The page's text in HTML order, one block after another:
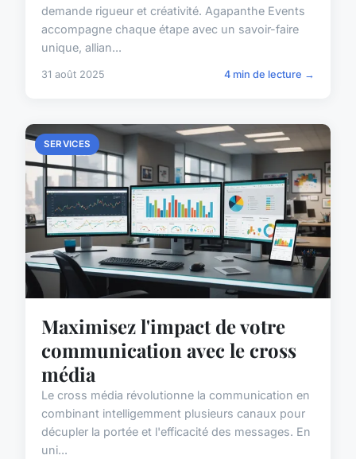
demande rigueur et créativité. Agapanthe Events
accompagne chaque étape avec un savoir-faire
unique, allian...
31 août 2025 4 min de lecture →
SERVICES
Maximisez l'impact de votre
communication avec le cross
média
Le cross média révolutionne la communication en
combinant intelligemment plusieurs canaux pour
décupler la portée et l'efficacité des messages. En
uni...